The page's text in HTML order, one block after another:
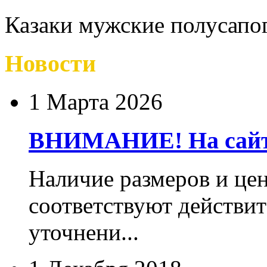
Казаки мужские
Новости
1 Марта 2026
ВНИМАНИЕ! На сайте
Наличие размеров и
соответствуют
уточнени...